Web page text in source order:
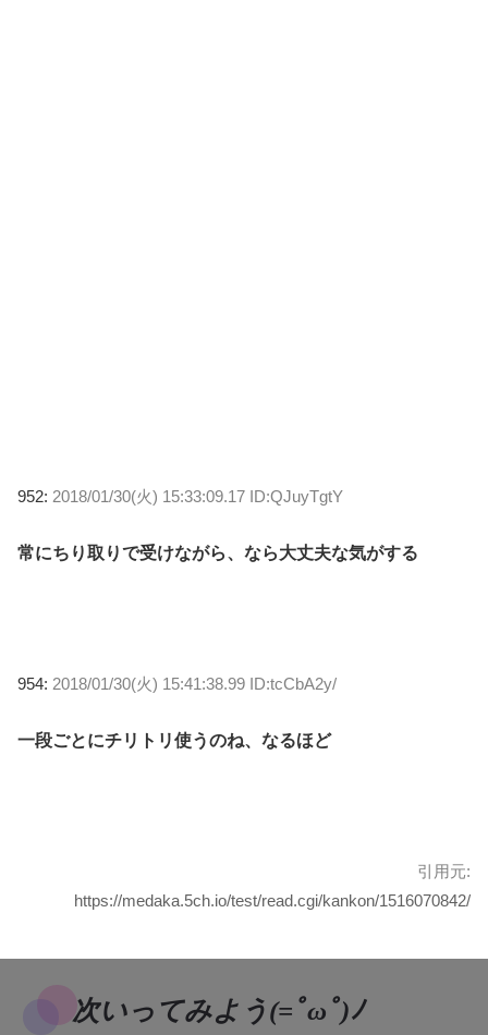
952: 2018/01/30(火) 15:33:09.17 ID:QJuyTgtY
常にちり取りで受けながら、なら大丈夫な気がする
954: 2018/01/30(火) 15:41:38.99 ID:tcCbA2y/
一段ごとにチリトリ使うのね、なるほど
引用元:
https://medaka.5ch.io/test/read.cgi/kankon/1516070842/
次いってみよう(=ﾟωﾟ)ﾉ